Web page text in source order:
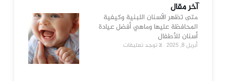
آخر مقال
متى تظهر الأسنان اللبنية وكيفية
المحافظة عليها وماهي أفضل عيادة
أسنان للأطفال
أبريل 8, 2025 لا توجد تعليقات